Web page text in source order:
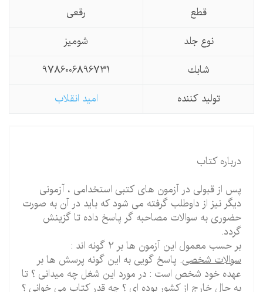
قطع
رقعی
نوع جلد
شومیز
شابك
9786006896731
تولید كننده
امید انقلاب
درباره کتاب
پس از قبولی در آزمون های کتبی استخدامی ، آزمونی
دیگر نیز از داوطلب گرفته می شود که باید در آن به صورت
حضوری به سوالات مصاحبه گر پاسخ داده تا گزینش
گردد.
بر حسب معمول این آزمون ها بر 2 گونه اند :
سوالات شخصی. پاسخ گویی به این گونه پرسش ها بر
عهده خود شخص است : در مورد این شغل چه میدانی ؟ تا
به حال خارج از کشور بوده ای ؟ چه قدر کتاب می خوانی ؟